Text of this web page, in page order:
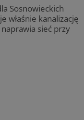
Sosnowieckich
właśnie kanalizację
sieć przy